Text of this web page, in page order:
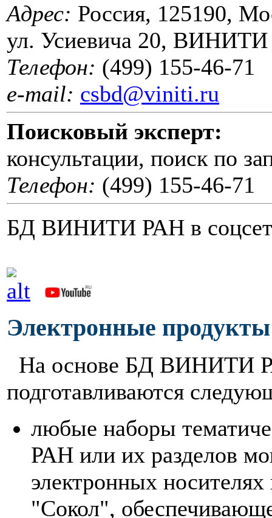
Адрес: Россия, 125190,
ул. Усиевича 20, ВИНИТИ
Телефон: (499) 155-46-71
e-mail: csbd@viniti.ru
Поисковый эксперт:
консультации, поиск по
Телефон: (499) 155-46-71
БД ВИНИТИ РАН в
Электронные продукты
На основе БД ВИНИТИ
подготавливаются
любые наборы
РАН или их разделов
электронных
"Сокол",